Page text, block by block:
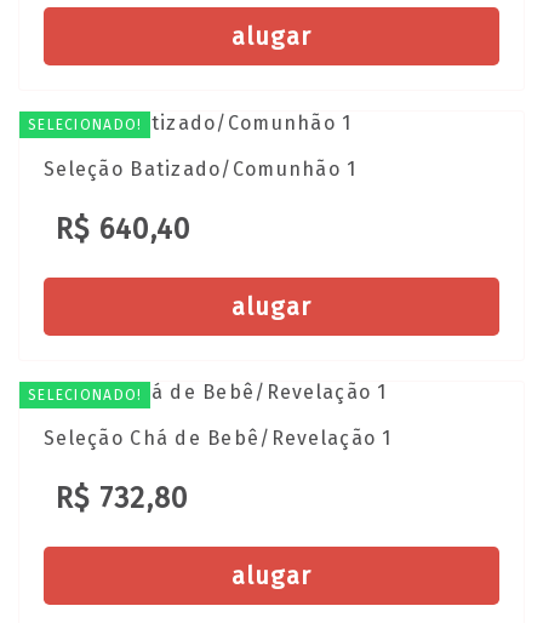
alugar
SELECIONADO!
Seleção Batizado/Comunhão 1
R$ 640,40
alugar
SELECIONADO!
Seleção Chá de Bebê/Revelação 1
R$ 732,80
alugar